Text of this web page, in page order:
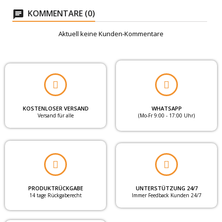
Blickdicht
Kaum Licht dringt durch den Stoff, der
Außenbereich ist nicht sichtbar. Diese Ausführung
stark reduziert werden soll.
exakte Positionierung, gerade Linien und eine
saubere Ausrichtung aller Komponenten.
Sichtschutz mit
Tageslicht
Wohnraum & Alltag
KOMMENTARE (0)
Aktuell keine Kunden-Kommentare
KOSTENLOSER VERSAND
Versand für alle
WHATSAPP
(Mo-Fr 9:00 - 17:00 Uhr)
PRODUKTRÜCKGABE
14 tage Rückgaberecht
UNTERSTÜTZUNG 24/7
Immer Feedback Kunden 24/7